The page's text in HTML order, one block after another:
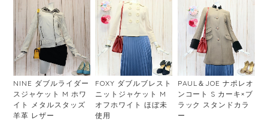
NINE ダブルライダー
スジャケット M ホワ
イト メタルスタッズ
羊革 レザー
FOXY ダブルブレスト
ニットジャケット M
オフホワイト ほぼ未
使用
PAUL＆JOE ナポレオ
ンコート S カーキ×ブ
ラック スタンドカラ
ー